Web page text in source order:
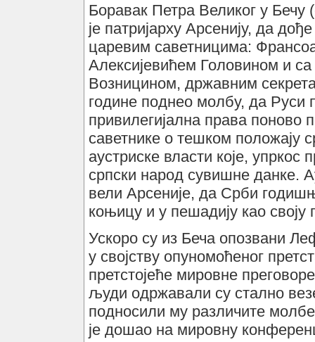
Боравак Петра Великог у Бечу
је патријарху Арсенију, да
царевим саветницима:
Алексијевићем Головином и
Возницином, државним
године поднео молбу, да Руси
привилегијална права поново
саветнике о тешком положају
аустриске власти које, упркос
српски народ сувишне данке.
вели Арсеније, да Срби
коњицу и у пешадију као своју
Ускоро су из Беча опозвани
у својству опуномоћеног
претстојеће мировне
људи одржавали су стално
подносили му различите
је дошао на мировну